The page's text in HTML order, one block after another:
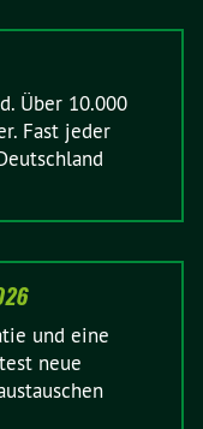
Über 10.000
Fast jeder
und eine
neue